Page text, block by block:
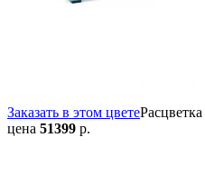
Заказать в этом цветеРасцветка
цена 51399 р.